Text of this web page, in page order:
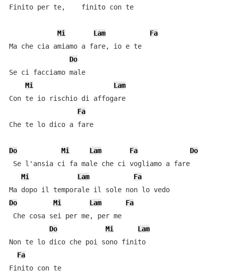
Finito per te,    finito con te
Mi Lam
Fa
Ma che cia amiamo a fare, io e te
Do
Se ci facciamo male
Mi
Lam
Con te io rischio di affogare
Fa
Che te lo dico a fare
Do Mi Lam Fa
Do
Se l'ansia ci fa male che ci vogliamo a fare
Mi
Lam
Fa
Ma dopo il temporale il sole non lo vedo
Do
Mi Lam
Fa
Che cosa sei per me, per me
Do
Mi
Lam
Non te lo dico che poi sono finito
Fa
Finito con te